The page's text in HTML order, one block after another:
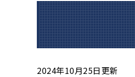
2024年10月25日更新